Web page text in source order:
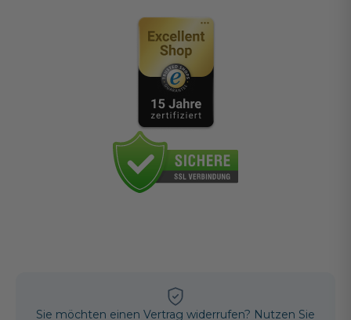
Sie möchten einen Vertrag widerrufen? Nutzen Sie